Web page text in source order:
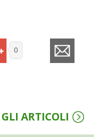
LA NATURA
0
ARTICOLI